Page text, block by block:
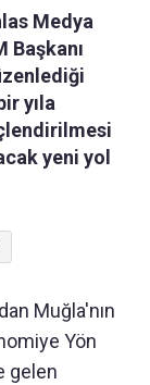
Medya
Başkanı
yıla
yeni yol
Muğla'nın
Yön
gelen